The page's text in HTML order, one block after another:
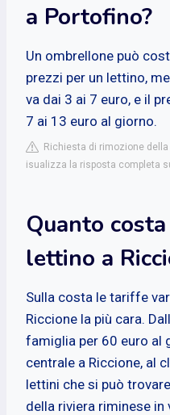
a Portofino?
Un ombrellone può
prezzi per un lettino,
va dai 3 ai 7 euro, e il
7 ai 13 euro al giorno.
Richiesta di rimozione
isualizza la risposta completa
Quanto
lettino a
Sulla costa le tariffe
Riccione la più cara.
famiglia per 60 euro al
centrale a Riccione, al
lettini che si può
della riviera riminese in